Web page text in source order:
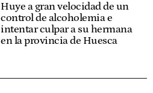
Huye a gran velocidad de un
control de alcoholemia e
intentar culpar a su hermana
en la provincia de Huesca